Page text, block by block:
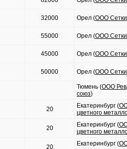
32000 Орел (ООО
55000 Орел (ООО
45000 Орел (ООО
50000 Орел (ООО
Тюмень (ООО
союз)
20 Екатеринбург (
цветного
20 Екатеринбург (
цветного
20 Екатеринбург (